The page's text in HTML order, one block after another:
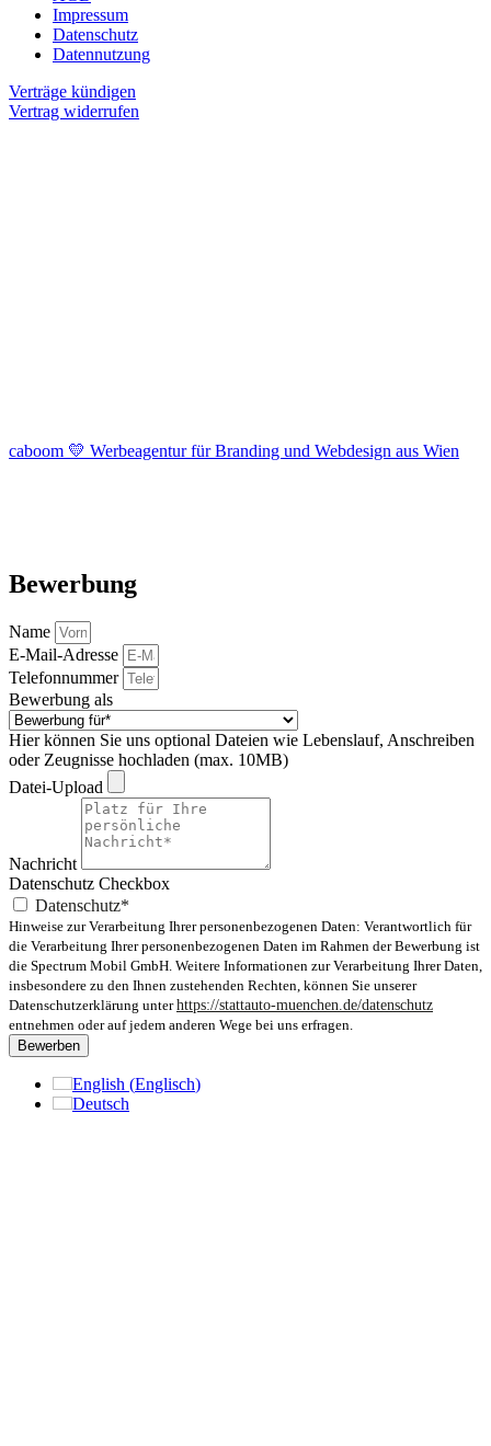
Impressum
Datenschutz
Datennutzung
Verträge kündigen
Vertrag widerrufen
caboom 💛 Werbeagentur für Branding und Webdesign aus Wien
Bewerbung
Name
E-Mail-Adresse
Telefonnummer
Bewerbung als
Hier können Sie uns optional Dateien wie Lebenslauf, Anschreiben
oder Zeugnisse hochladen (max. 10MB)
Datei-Upload
Nachricht
Datenschutz Checkbox
Datenschutz*
Hinweise zur Verarbeitung Ihrer personenbezogenen Daten: Verantwortlich für
die Verarbeitung Ihrer personenbezogenen Daten im Rahmen der Bewerbung ist
die Spectrum Mobil GmbH. Weitere Informationen zur Verarbeitung Ihrer Daten,
insbesondere zu den Ihnen zustehenden Rechten, können Sie unserer
Datenschutzerklärung unterhttps://stattauto-muenchen.de/datenschutz
entnehmen oder auf jedem anderen Wege bei uns erfragen.
Bewerben
English (Englisch)
Deutsch